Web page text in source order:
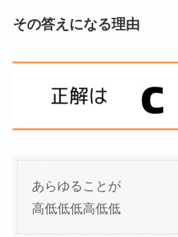
その答えになる理由
あらゆることが
高低低低高低低